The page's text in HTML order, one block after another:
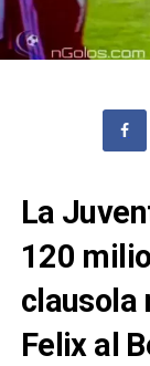
La
120
clausola
Felix al